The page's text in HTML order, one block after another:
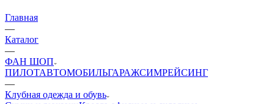
Главная
—
Каталог
—
ФАН ШОП
ПИЛОТАВТОМОБИЛЬГАРАЖСИМРЕЙСИНГ
—
Клубная одежда и обувь